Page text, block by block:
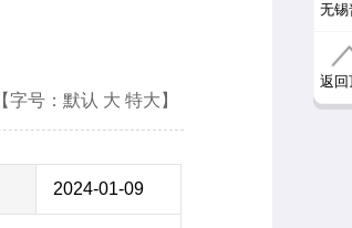
【字号： 默认 大 特大 】
2024-01-09
无锡
返回